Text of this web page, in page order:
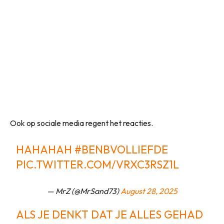
Ook op sociale media regent het reacties.
HAHAHAH #BENBVOLLIEFDE
PIC.TWITTER.COM/VRXC3RSZ1L
— MrZ (@MrSand73)August 28, 2025
ALS JE DENKT DAT JE ALLES GEHAD